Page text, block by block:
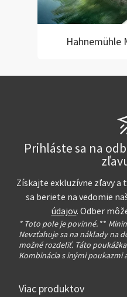
Hahnemühle
Prihláste sa na
Získajte exkluzívne zľavy a
sa beriete na vedomie
údajov. Odber
* Toto pole je povinné. **
Nevzťahuje sa na náklady na
možné rozdeliť. Táto
Kombinácia s inými poukazmi
Viac produktov